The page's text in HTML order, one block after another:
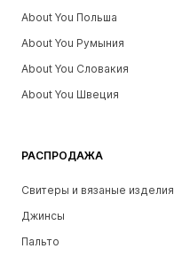
РАСПРОДАЖА
Свитеры и вязаные изделия
Джинсы
Пальто
About You Польша
About You Румыния
About You Словакия
About You Швеция